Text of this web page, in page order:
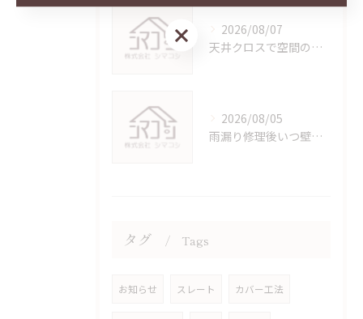
2026/08/07
天井クロスで空間の印象を変える！実践で使える方法
2026/08/05
雨漏り修理後いつ壁クロスの張替えをする？最適なタイミングと注意点
タグ Tags
お知らせ スレート カバー工法
お問い合わせはこちら